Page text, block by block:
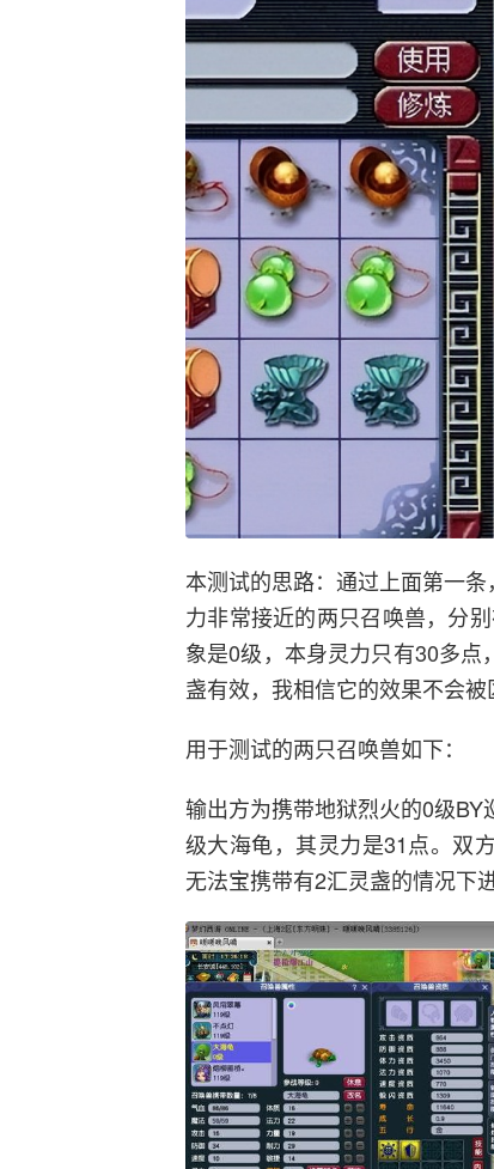
本测试的思路：通过上面第一
力非常接近的两只召唤兽，分
象是0级，本身灵力只有30多
盏有效，我相信它的效果不会
用于测试的两只召唤兽如下：
输出方为携带地狱烈火的0级
级大海龟，其灵力是31点。双
无法宝携带有2汇灵盏的情况下